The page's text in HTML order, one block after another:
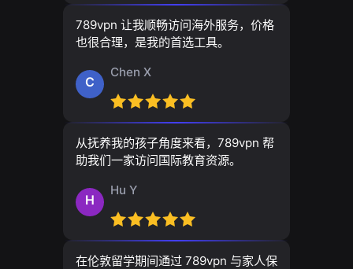
789vpn 让我顺畅访问海外服务，价格
也很合理，是我的首选工具。
C
Chen X
从抚养我的孩子角度来看，789vpn 帮
助我们一家访问国际教育资源。
H
Hu Y
在伦敦留学期间通过 789vpn 与家人保